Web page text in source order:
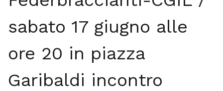
sabato 17 giugno alle
ore 20 in piazza
Garibaldi incontro